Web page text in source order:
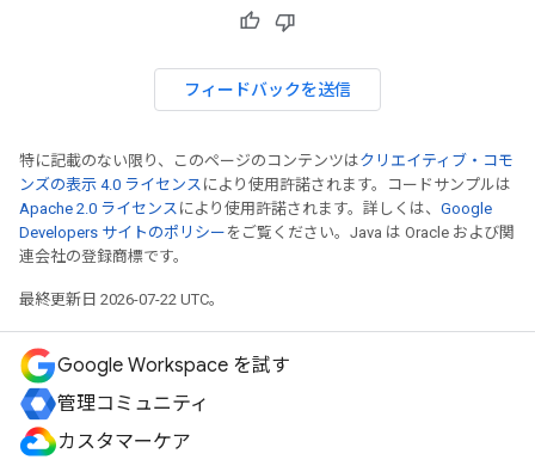
フィードバックを送信
特に記載のない限り、このページのコンテンツはクリエイティブ・コモ
ンズの表示 4.0 ライセンス により使用許諾されます。コードサンプルは
Apache 2.0 ライセンス により使用許諾されます。詳しくは、 Google
Developers サイトのポリシー をご覧ください。Java は Oracle および関
連会社の登録商標です。
最終更新日 2026-07-22 UTC。
Google Workspace を試す
管理コミュニティ
カスタマーケア